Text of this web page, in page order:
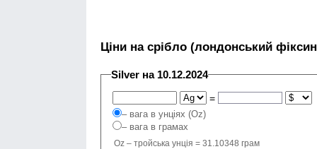
Ціни на срібло (лондонський
Silver на 10.12.2024
=
– вага в унціях (Oz)
– вага в грамах
Oz – тройська унція = 31.10348 грам